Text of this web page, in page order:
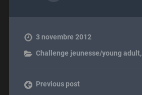
3 novembre 2012
Challenge jeunesse/young adult,
Previous post